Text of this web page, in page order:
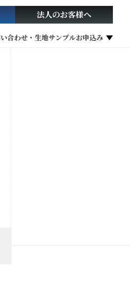
合わせ・生地サンプルお申込み
法人のお客様へ